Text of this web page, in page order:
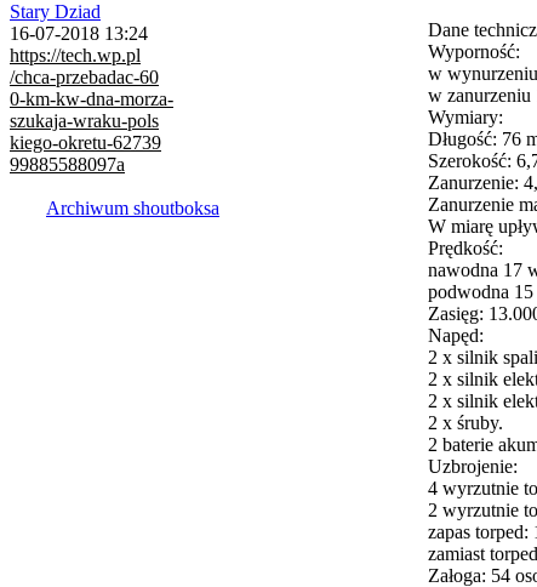
Stary Dziad
16-07-2018 13:24
https://tech.wp.pl
/chca-przebadac-60
0-km-kw-dna-morza-
szukaja-wraku-pols
kiego-okretu-62739
99885588097a
Archiwum shoutboksa
Dane
Wyporność:
w
w zanurzeniu
Wymiary:
Długość: 76
Szerokość:
Zanurzenie:
Zanurzenie
W miarę
Prędkość:
nawodna 17
podwodna 15
Zasięg:
Napęd:
2 x silnik
2 x silnik
2 x silnik
2 x śruby.
2 baterie
Uzbrojenie:
4 wyrzutnie
2 wyrzutnie
zapas torped:
zamiast
Załoga: 54